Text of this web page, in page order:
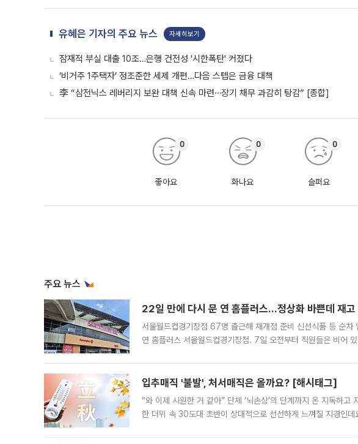
유혜은 기자의 주요 뉴스 자세히보기
잠재적 부실 대출 10조…은행 건전성 '시한폭탄' 커졌다
‘비거주 1주택자’ 정조준한 세제 개편…다음 스텝은 금융 대책
李 “삼전닉스 레버리지 보완 대책 신속 마련⋯장기 채무 과감히 탕감” [종합]
좋아요
0
화나요
0
슬퍼요
0
주요 뉴스
22일 만에 다시 문 연 홈플러스…정상화 바쁜데 재고
서울월드컵경기장점 67명 출근해 재개점 준비 신선식품 등 순
연 홈플러스 서울월드컵경기장점. 7일 오전부터 직원들은 비어
입추매직 '불발', 처서매직은 올까요? [해시태그]
“와 이제 시원한 거 같아” 단체 ‘뇌손상’의 단계까지 온 지독하
한 더위 속 30도대 초반이 상대적으로 선선하게 느껴질 지경인